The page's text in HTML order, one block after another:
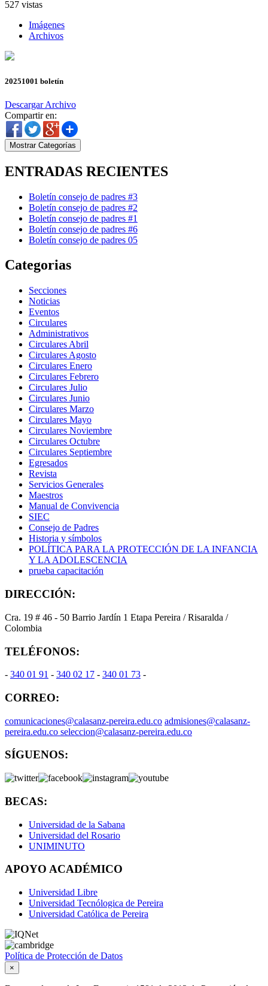
527 vistas
Imágenes
Archivos
20251001 boletín
Descargar Archivo
Compartir en:
Mostrar Categorías
ENTRADAS RECIENTES
Boletín consejo de padres #3
Boletín consejo de padres #2
Boletín consejo de padres #1
Boletín consejo de padres #6
Boletín consejo de padres 05
Categorias
Secciones
Noticias
Eventos
Circulares
Administrativos
Circulares Abril
Circulares Agosto
Circulares Enero
Circulares Febrero
Circulares Julio
Circulares Junio
Circulares Marzo
Circulares Mayo
Circulares Noviembre
Circulares Octubre
Circulares Septiembre
Egresados
Revista
Servicios Generales
Maestros
Manual de Convivencia
SIEC
Consejo de Padres
Historia y símbolos
POLÍTICA PARA LA PROTECCIÓN DE LA INFANCIA
Y LA ADOLESCENCIA
prueba capacitación
DIRECCIÓN:
Cra. 19 # 46 - 50 Barrio Jardín 1 Etapa Pereira / Risaralda /
Colombia
TELÉFONOS:
- 340 01 91 - 340 02 17 - 340 01 73 -
CORREO:
comunicaciones@calasanz-pereira.edu.co admisiones@calasanz-
pereira.edu.co seleccion@calasanz-pereira.edu.co
SÍGUENOS:
BECAS:
Universidad de la Sabana
Universidad del Rosario
UNIMINUTO
APOYO ACADÉMICO
Universidad Libre
Universidad Tecnólogica de Pereira
Universidad Católica de Pereira
Política de Protección de Datos
×